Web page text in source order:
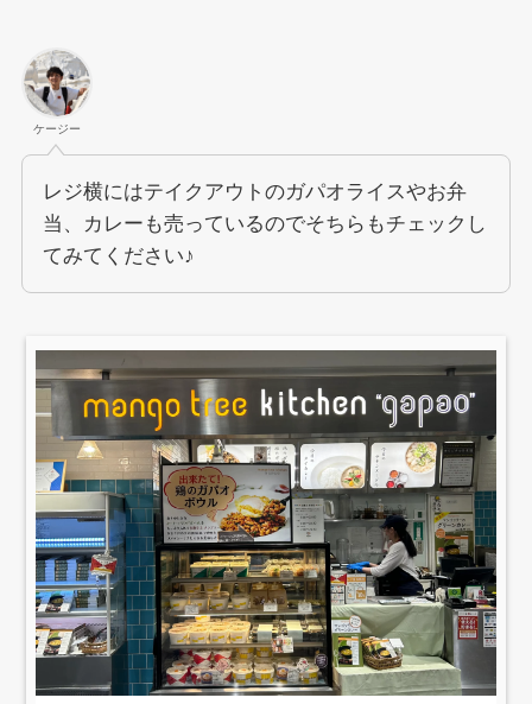
ケージー
レジ横にはテイクアウトのガパオライスやお弁
当、カレーも売っているのでそちらもチェックし
てみてください♪